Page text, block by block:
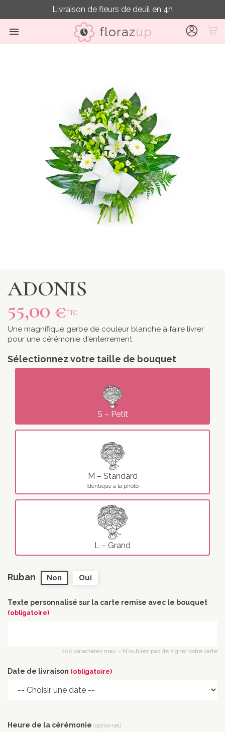
Livraison de fleurs de deuil en 4h
 florazup
ADONIS
55,00 €TTC
Une magnifique gerbe de couleur blanche à faire livrer
pour une cérémonie d'enterrement
Sélectionnez votre taille de bouquet
S – Petit
M – Standard
Identique à la photo
L – Grand
Ruban Non Oui
Texte personnalisé sur la carte remise avec le bouquet
(obligatoire)
200 caractères max. - N'oubliez pas de signer votre carte
Date de livraison (obligatoire)
Heure de la cérémonie (optionnel)